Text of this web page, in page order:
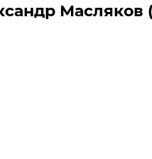
Масляков